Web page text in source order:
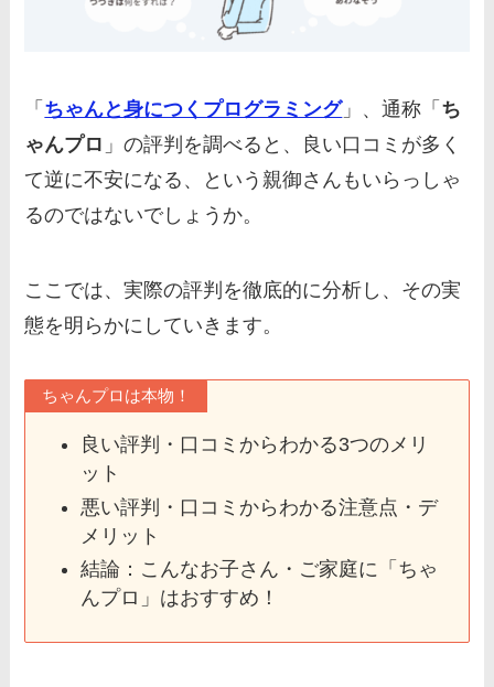
「 ちゃんと身につくプログラミング」、通称「 ち
ゃんプロ 」の評判を調べると、良い口コミが多く
て逆に不安になる、という親御さんもいらっしゃ
るのではないでしょうか。
ここでは、実際の評判を徹底的に分析し、その実
態を明らかにしていきます。
ちゃんプロは本物！
良い評判・口コミからわかる3つのメリ
ット
悪い評判・口コミからわかる注意点・デ
メリット
結論：こんなお子さん・ご家庭に「ちゃ
んプロ」はおすすめ！